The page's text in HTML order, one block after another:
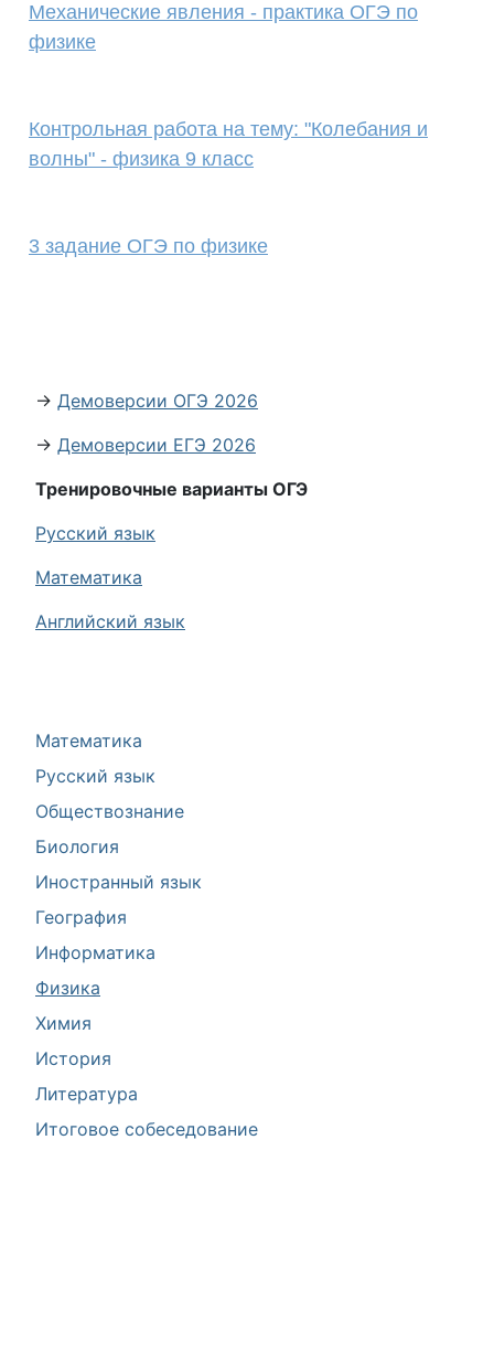
Математика
Русский язык
Обществознание
Биология
Иностранный язык
География
Информатика
Физика
Химия
История
Литература
Итоговое собеседование
Механические явления - практика ОГЭ по
физике
Контрольная работа на тему: "Колебания и
волны" - физика 9 класс
3 задание ОГЭ по физике
→ Демоверсии ОГЭ 2026
→ Демоверсии ЕГЭ 2026
Тренировочные варианты ОГЭ
Русский язык
Математика
Английский язык